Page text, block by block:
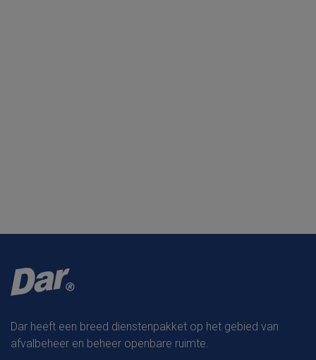
Dar heeft een breed dienstenpakket op het gebied van
afvalbeheer en beheer openbare ruimte.